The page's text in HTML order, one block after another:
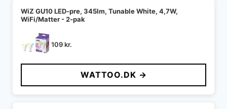
WiZ GU10 LED-pre, 345lm, Tunable White, 4,7W,
WiFi/Matter - 2-pak
109kr.
WATTOO.DK →